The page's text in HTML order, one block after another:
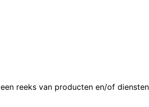
een reeks van producten en/of